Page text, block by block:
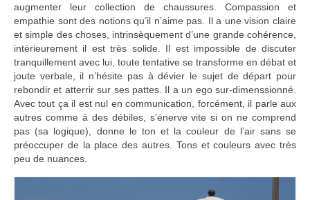
augmenter leur collection de chaussures. Compassion et
empathie sont des notions qu’il n’aime pas. Il a une vision claire
et simple des choses, intrinsèquement d’une grande cohérence,
intérieurement il est très solide. Il est impossible de discuter
tranquillement avec lui, toute tentative se transforme en débat et
joute verbale, il n’hésite pas à dévier le sujet de départ pour
rebondir et atterrir sur ses pattes. Il a un ego sur-dimenssionné.
Avec tout ça il est nul en communication, forcément, il parle aux
autres comme à des débiles, s’énerve vite si on ne comprend
pas (sa logique), donne le ton et la couleur de l’air sans se
préoccuper de la place des autres. Tons et couleurs avec très
peu de nuances.